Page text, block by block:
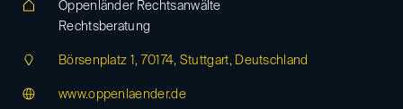
Oppenländer Rechtsanwälte
Rechtsberatung
Börsenplatz 1, 70174, Stuttgart, Deutschland
www.oppenlaender.de